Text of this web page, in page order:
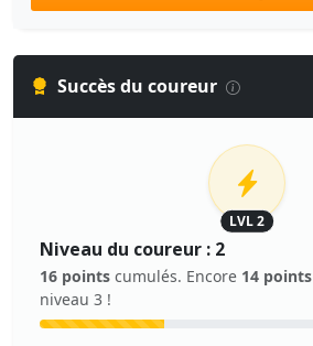
Succès du coureur
LVL 2
Niveau du coureur : 2
16 points cumulés. Encore 14 points
niveau 3 !